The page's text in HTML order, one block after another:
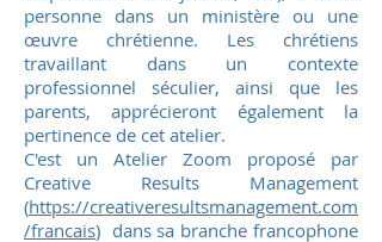
personne dans un ministère ou une
œuvre chrétienne. Les chrétiens
travaillant dans un contexte
professionnel séculier, ainsi que les
parents, apprécieront également la
pertinence de cet atelier.
C'est un Atelier Zoom proposé par
Creative Results Management
(https://creativeresultsmanagement.com
/francais) dans sa branche francophone